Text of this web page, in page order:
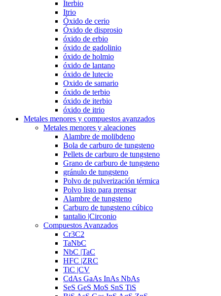
Iterbio
Itrio
Óxido de cerio
Óxido de disprosio
óxido de erbio
óxido de gadolinio
óxido de holmio
óxido de lantano
óxido de lutecio
Oxido de samario
óxido de terbio
óxido de iterbio
óxido de itrio
Metales menores y compuestos avanzados
Metales menores y aleaciones
Alambre de molibdeno
Bola de carburo de tungsteno
Pellets de carburo de tungsteno
Grano de carburo de tungsteno
gránulo de tungsteno
Polvo de pulverización térmica
Polvo listo para prensar
Alambre de tungsteno
Carburo de tungsteno cúbico
tantalio |Circonio
Compuestos Avanzados
Cr3C2
TaNbC
NbC |TaC
HFC |ZRC
TiC |CV
CdAs GaAs InAs NbAs
SeS GeS MoS SnS TiS